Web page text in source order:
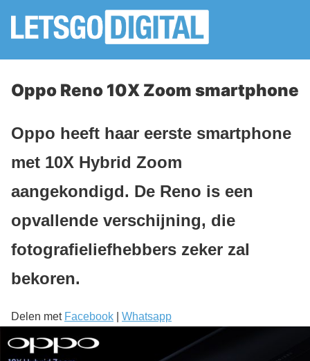
Oppo Reno 10X Zoom smartphone
Oppo heeft haar eerste smartphone
met 10X Hybrid Zoom
aangekondigd. De Reno is een
opvallende verschijning, die
fotografieliefhebbers zeker zal
bekoren.
Delen met Facebook Whatsapp